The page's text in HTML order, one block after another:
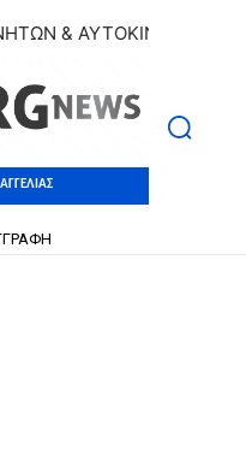
& ΑΥΤΟΚΙΝΗΤΩΝ |